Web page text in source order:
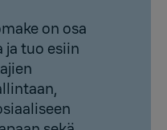
on osa
tuo esiin